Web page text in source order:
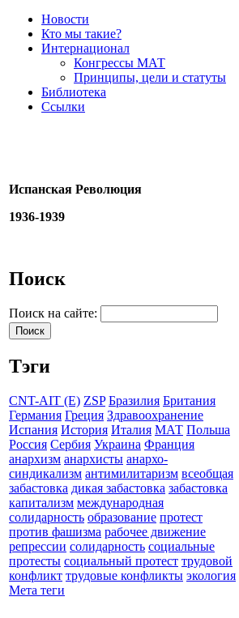
Новости
Кто мы такие?
Интернационал
Конгрессы МАТ
Принципы, цели и статуты
Библиотека
Ссылки
Испанская Революция
1936-1939
Поиск
Поиск на сайте:
Тэги
CNT-AIT (E) ZSP Бразилия Британия
Германия Греция Здравоохранение
Испания История Италия МАТ Польша
Россия Сербия Украина Франция
анархизм анархисты анархо-
синдикализм антимилитаризм всеобщая
забастовка дикая забастовка забастовка
капитализм международная
солидарность образование протест
против фашизма рабочее движение
репрессии солидарность социальные
протесты социальный протест трудовой
конфликт трудовые конфликты экология
Мета теги